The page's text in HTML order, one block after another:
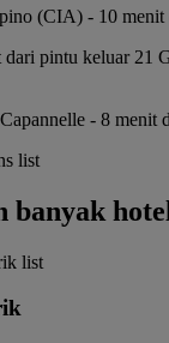
(CIA) - 10 menit
pintu keluar 21
- 8 menit
list
banyak
list